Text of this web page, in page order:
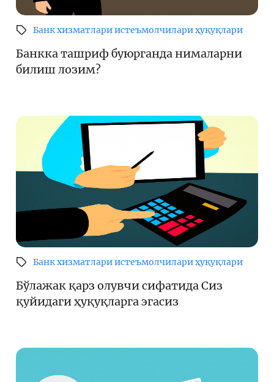
Банк хизматлари истеъмолчилари ҳуқуқлари
Банкка ташриф буюрганда нималарни
билиш лозим?
Банк хизматлари истеъмолчилари ҳуқуқлари
Бўлажак қарз олувчи сифатида Сиз
қуйидаги ҳуқуқларга эгасиз